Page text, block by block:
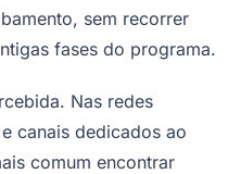
sem recorrer
fases do programa.
Nas redes
canais dedicados ao
comum encontrar